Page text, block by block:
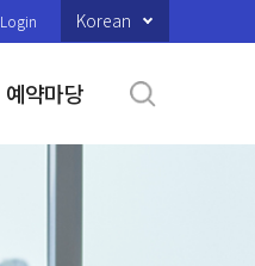
Login Korean
예약마당